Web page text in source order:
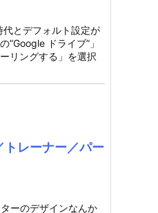
とデフォルト設定が
ドライブ”」
リングする」を選択
トレーナー／パー
ーのデザインなんか